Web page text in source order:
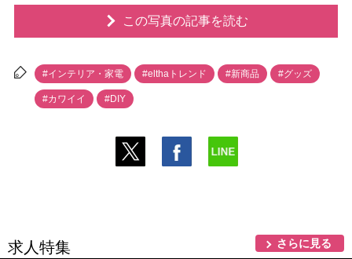
この写真の記事を読む
#インテリア・家電 #elthaトレンド #新商品 #グッズ
#カワイイ #DIY
求人特集 さらに見る